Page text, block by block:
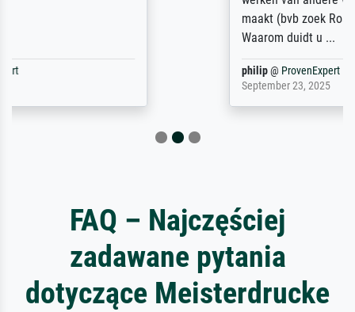
maakt (bvb zoek Ros = ook Rops, Rose etc).
FAQ – Najczęściej
zadawane pytania
dotyczące Meisterdrucke